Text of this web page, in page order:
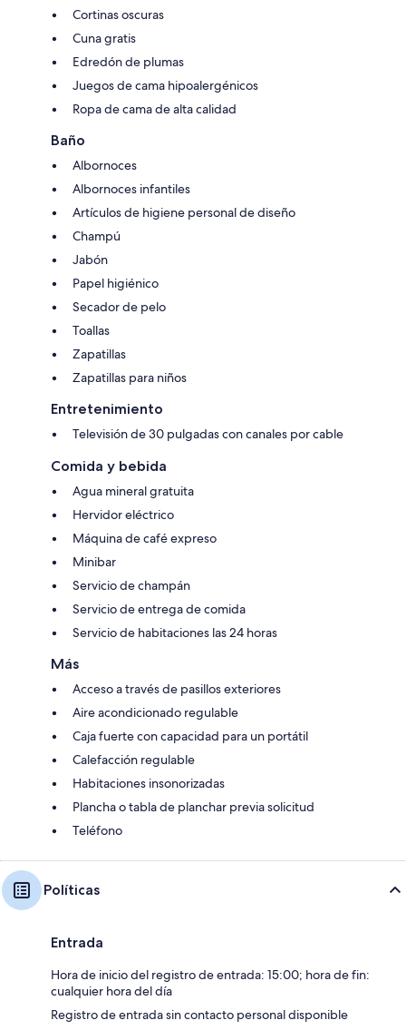
Cortinas oscuras
Cuna gratis
Edredón de plumas
Juegos de cama hipoalergénicos
Ropa de cama de alta calidad
Baño
Albornoces
Albornoces infantiles
Artículos de higiene personal de diseño
Champú
Jabón
Papel higiénico
Secador de pelo
Toallas
Zapatillas
Zapatillas para niños
Entretenimiento
Televisión de 30 pulgadas con canales por cable
Comida y bebida
Agua mineral gratuita
Hervidor eléctrico
Máquina de café expreso
Minibar
Servicio de champán
Servicio de entrega de comida
Servicio de habitaciones las 24 horas
Más
Acceso a través de pasillos exteriores
Aire acondicionado regulable
Caja fuerte con capacidad para un portátil
Calefacción regulable
Habitaciones insonorizadas
Plancha o tabla de planchar previa solicitud
Teléfono
Políticas
Entrada
Hora de inicio del registro de entrada: 15:00; hora de fin:
cualquier hora del día
Registro de entrada sin contacto personal disponible